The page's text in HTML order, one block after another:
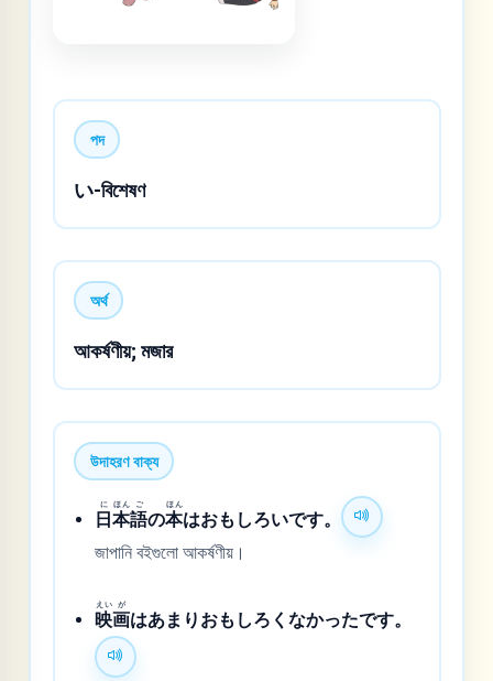
পদ
い-বিশেষণ
অর্থ
আকর্ষণীয়; মজার
উদাহরণ বাক্য
日
に
本
ほん
語
ご
の本
ほん
はおもしろいです。
জাপানি বইগুলো আকর্ষণীয়।
映
えい
画
が
はあまりおもしろくなかったです。